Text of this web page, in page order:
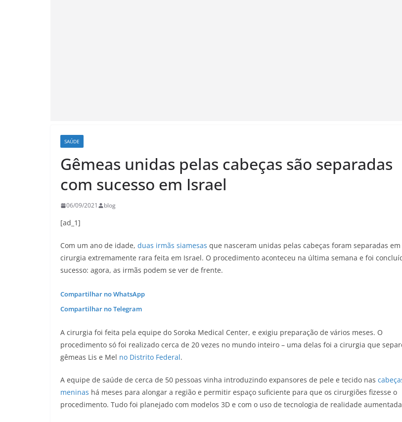
SAÚDE
Gêmeas unidas pelas cabeças são separadas
com sucesso em Israel
06/09/2021 blog
[ad_1]
Com um ano de idade, duas irmãs siamesas que nasceram unidas pelas cabeças foram separadas em
cirurgia extremamente rara feita em Israel. O procedimento aconteceu na última semana e foi
sucesso: agora, as irmãs podem se ver de frente.
Compartilhar no WhatsApp
Compartilhar no Telegram
A cirurgia foi feita pela equipe do Soroka Medical Center, e exigiu preparação de vários meses. O
procedimento só foi realizado cerca de 20 vezes no mundo inteiro – uma delas foi a cirurgia que
gêmeas Lis e Mel no Distrito Federal.
A equipe de saúde de cerca de 50 pessoas vinha introduzindo expansores de pele e tecido nas
meninas há meses para alongar a região e permitir espaço suficiente para que os cirurgiões fizesse o
procedimento. Tudo foi planejado com modelos 3D e com o uso de tecnologia de realidade